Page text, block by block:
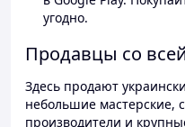
угодно.
Продавцы со
Здесь продают
небольшие мастерские,
производители и